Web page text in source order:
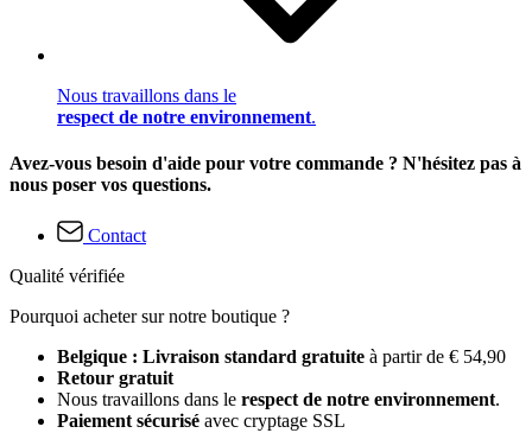
Nous travaillons dans le
respect de notre environnement.
Avez-vous besoin d'aide pour votre commande ? N'hésitez pas à
nous poser vos questions.
Contact
Qualité vérifiée
Pourquoi acheter sur notre boutique ?
Belgique : Livraison standard gratuite à partir de € 54,90
Retour gratuit
Nous travaillons dans le respect de notre environnement.
Paiement sécurisé avec cryptage SSL